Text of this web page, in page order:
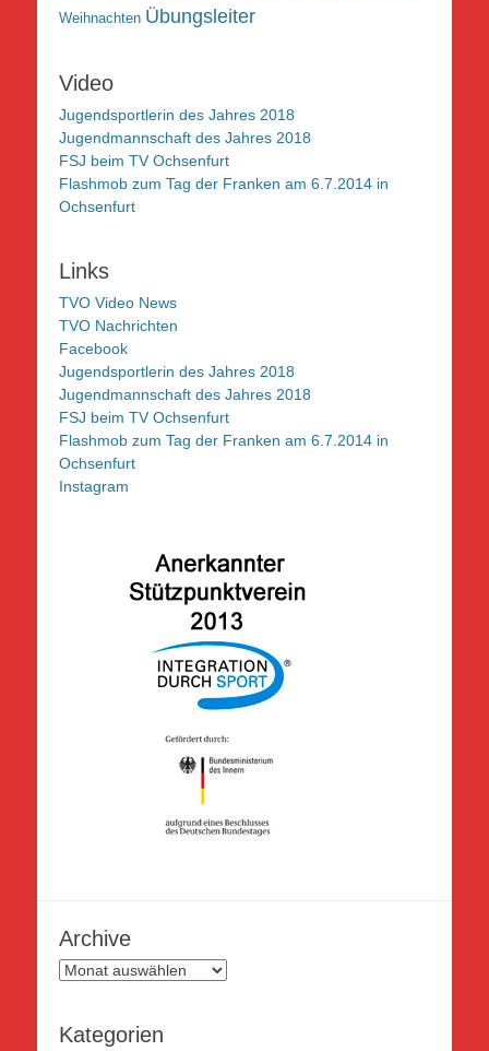
Weihnachten Übungsleiter
Video
Jugendsportlerin des Jahres 2018
Jugendmannschaft des Jahres 2018
FSJ beim TV Ochsenfurt
Flashmob zum Tag der Franken am 6.7.2014 in
Ochsenfurt
Links
TVO Video News
TVO Nachrichten
Facebook
Jugendsportlerin des Jahres 2018
Jugendmannschaft des Jahres 2018
FSJ beim TV Ochsenfurt
Flashmob zum Tag der Franken am 6.7.2014 in
Ochsenfurt
Instagram
Archive
Archive
Kategorien